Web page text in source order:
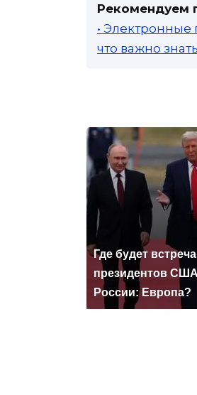
Рекомендуем
•
что важно
Где будет встреча
президентов
России: Европа?